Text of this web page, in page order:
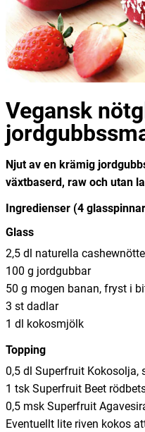
Vegansk
Njut av en krämig
växtbaserd, raw och utan
Ingredienser (4
Glass
2,5 dl naturella
100 g jordgubbar
50 g mogen banan, fryst i
3 st dadlar
1 dl kokosmjölk
Topping
0,5 dl Superfruit Kokosolja,
1 tsk Superfruit Beet
0,5 msk Superfruit
Eventuellt lite riven kokos